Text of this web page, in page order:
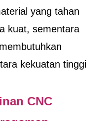
yang tahan
kuat, sementara
kekuatan tinggi
CNC